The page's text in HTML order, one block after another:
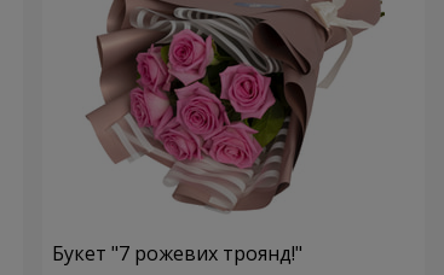
Букет "7 рожевих троянд!"